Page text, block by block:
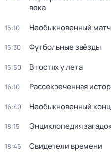
века
15:10 Необыкновенный матч
15:30 Футбольные звёзды
15:50 В гостях у лета
16:10 Рассекреченная
16:40 Необыкновенный
18:15 Энциклопедия
18:45 Свидетели времени